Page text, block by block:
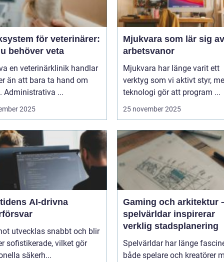
för veterinärer:
behöver veta
en veterinärklinik handlar
än att bara ta hand om
Administrativa ...
2025
Mjukvara som lär sig
arbetsvanor
Mjukvara har länge varit ett
verktyg som vi aktivt styr,
teknologi gör att program ...
25 november 2025
AI-drivna
utvecklas snabbt och blir
sofistikerade, vilket gör
säkerh...
Gaming och arkitektur
spelvärldar inspirerar
verklig stadsplanering
Spelvärldar har länge
både spelare och kreatörer